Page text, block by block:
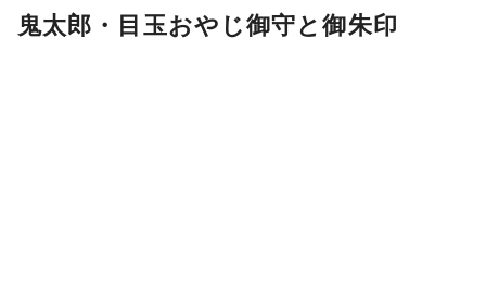
鬼太郎・目玉おやじ御守と御朱印